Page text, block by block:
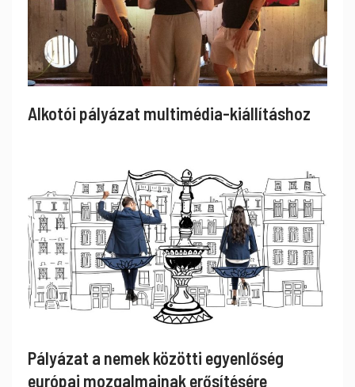
Alkotói pályázat multimédia-kiállításhoz
Pályázat a nemek közötti egyenlőség
európai mozgalmainak erősítésére